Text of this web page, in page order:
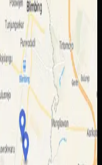
web dengan
tempat yang
juga mendapatkan
memperbarui
banyak kanal